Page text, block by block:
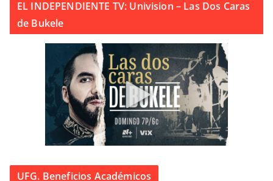
EL INDEPENDIENTE TV: Univision – Las Dos Caras
de Bukele
UFG. Beneficios Académicos